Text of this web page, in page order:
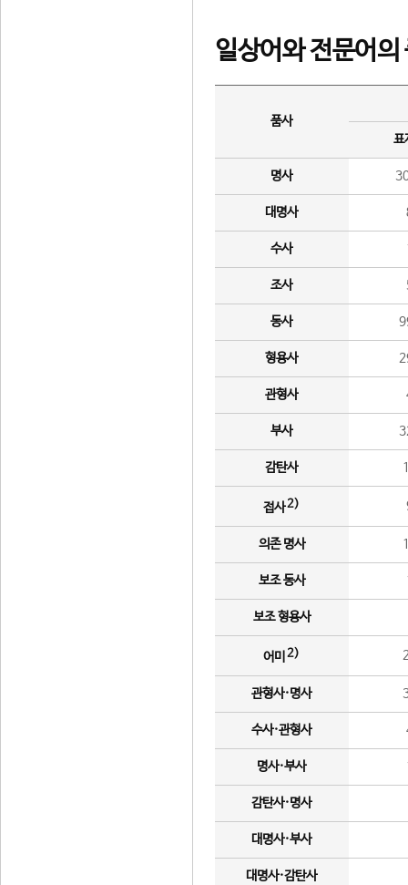
일상어와 전문어의
품사
표
명사
대명사
수사
조사
동사
형용사
관형사
부사
감탄사
접사2)
의존 명사
보조 동사
보조 형용사
어미 2)
관형사·명사
수사·관형사
명사·부사
감탄사·명사
대명사·부사
대명사·감탄사